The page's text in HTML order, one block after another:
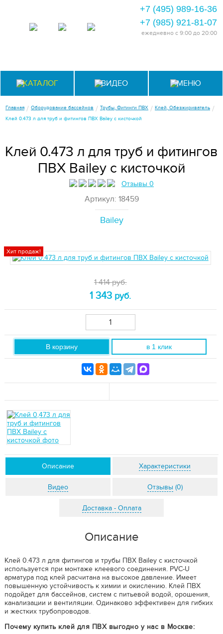
+7 (495) 989-16-36
+7 (985) 921-81-07
ежедневно с 9:00 до 20:00
КАТАЛОГ ВИДЕО МЕНЮ
Главная / Оборудование бассейнов / Трубы, Фитинги ПВХ / Клей, Обезжириватель /
Клей 0.473 л для труб и фитингов ПВХ Bailey с кисточкой
Клей 0.473 л для труб и фитингов
ПВХ Bailey с кисточкой
Отзывы 0
Артикул: 18459
Bailey
Хит продаж!
1 414 руб.
1 343 руб.
В корзину в 1 клик
Описание Характеристики
Видео Отзывы (0)
Доставка - Оплата
Описание
Клей 0.473 л для фитингов и трубы ПВХ Bailey с кисточкой
используется при монтаже клеевого соединения. PVC-U
арматура под клей расчитана на высокое давление. Имеет
повышенную устойчивость к химии и окислению. Клей ПВХ
подойдет для бассейнов, систем с питьевой водой, орошения,
канализации и вентиляции. Одинаково эффективен для гибких
и жестких трубопроводов.
Почему купить клей для ПВХ выгодно у нас в Москве: